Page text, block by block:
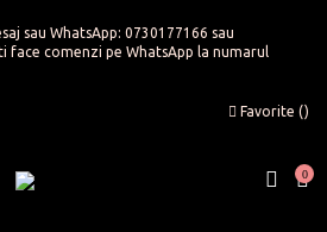
sau WhatsApp: 0730177166 sau
face comenzi pe WhatsApp la numarul
Favorite ()
0